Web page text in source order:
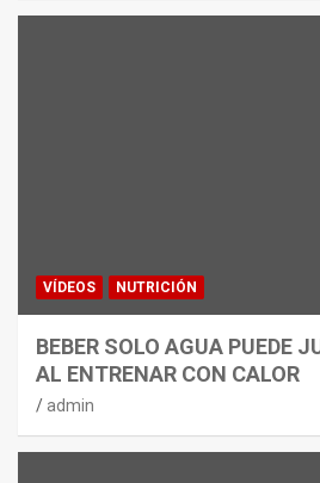
VÍDEOS NUTRICIÓN
BEBER SOLO AGUA PUEDE
AL ENTRENAR CON CALOR
admin